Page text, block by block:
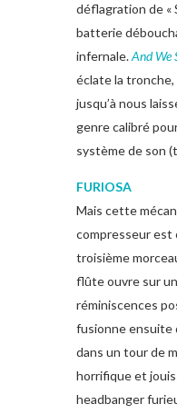
déflagration de «
batterie
infernale.And We
éclate la
jusqu’à nous
genre calibré
système de son
FURIOSA
Mais cette
compresseur est
troisième
flûte ouvre sur
réminiscences
fusionne ensuite
dans un tour de
horrifique et
headbanger